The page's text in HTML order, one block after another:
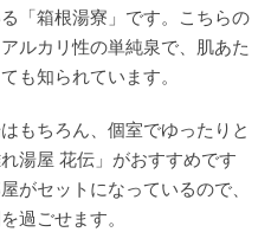
「箱根湯寮」です。こちらの
ルカリ性の単純泉で、肌あた
も知られています。
もちろん、個室でゆったりと
湯屋 花伝」がおすすめです
がセットになっているので、
過ごせます。